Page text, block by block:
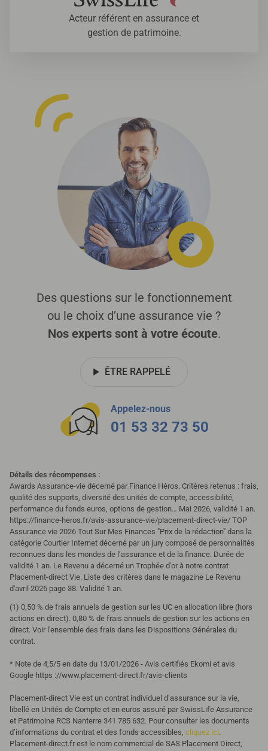
Acteur référent en assurance et
gestion de patrimoine.
Des questions sur le fonctionnement
ou le choix d’une assurance vie ?
Nos experts sont à votre écoute.
ÊTRE RAPPELÉ
Appelez-nous
01 53 32 73 50
Détails des récompenses :
Awards Assurance-vie décerné par Finance Héros. Critères retenus : frais,
qualité des supports, diversité des unités de compte, accessibilité,
performance du fonds euros, options de gestion… Mai 2026, validité 1 an.
https://finance-heros.fr/avis-assurance-vie/placement-direct-vie/ TOP
Assurance vie 2026 Tout Sur Mes Finances "Prix de la rédaction" dans la
catégorie Courtier Internet décerné par un jury composé de personnalités
reconnues dans les mondes de l’assurance et de la finance. Durée de
validité 1 an. Le Revenu a décerné un Trophée d'or à notre contrat
Placement-direct Vie. Liste des critères dans le magazine Le Revenu
d'avril 2026 page 38. Validité 1 an.
(1) 0,50 % de frais annuels de gestion sur les UC en allocation libre (hors
actions en direct). 0,80 % de frais annuels de gestion sur les actions en
direct. Voir l'ensemble des frais dans les Dispositions Générales du
contrat.
* Note de 4,5/5 en date du 13/01/2026 - Avis certifiés Ekomi et avis
Google https ://www.placement-direct.fr/avis-clients
Placement-direct Vie est un contrat individuel d’assurance sur la vie,
libellé en Unités de Compte et en euros assuré par SwissLife Assurance
et Patrimoine RCS Nanterre 341 785 632. Pour consulter les documents
d’informations du contrat et des fonds accessibles, cliquez ici.
Placement-direct.fr est le nom commercial de SAS Placement Direct,